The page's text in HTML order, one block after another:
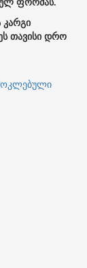
ფორმას.
კარგი
თავისი დრო